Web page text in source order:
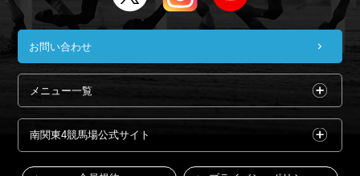
お問い合わせ
メニュー一覧
南関東4競馬場公式サイト